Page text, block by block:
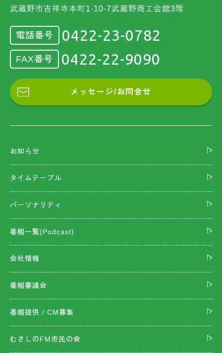
武蔵野市吉祥寺本町1-10-7武蔵野商工会館3階
電話番号 0422-23-0782
FAX番号 0422-22-9090
メッセージ/お問合せ
お知らせ
タイムテーブル
パーソナリティ
番組一覧(Podcast)
会社情報
番組審議会
番組提供 / CM募集
むさしのFM市民の会